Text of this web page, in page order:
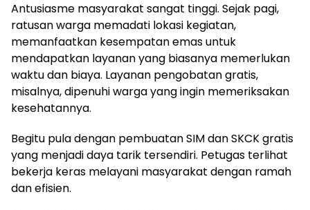
Antusiasme masyarakat sangat tinggi. Sejak pagi,
ratusan warga memadati lokasi kegiatan,
memanfaatkan kesempatan emas untuk
mendapatkan layanan yang biasanya memerlukan
waktu dan biaya. Layanan pengobatan gratis,
misalnya, dipenuhi warga yang ingin memeriksakan
kesehatannya.
Begitu pula dengan pembuatan SIM dan SKCK gratis
yang menjadi daya tarik tersendiri. Petugas terlihat
bekerja keras melayani masyarakat dengan ramah
dan efisien.